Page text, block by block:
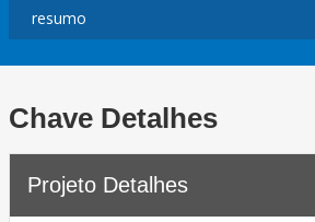
Chave Detalhes
Projeto Detalhes